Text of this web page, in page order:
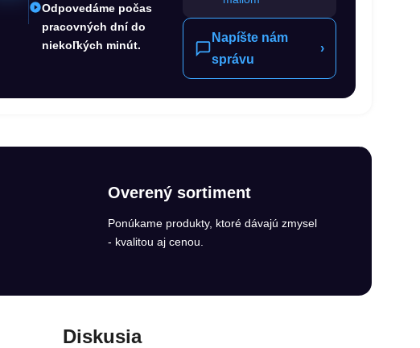
Odpovedáme počas
pracovných dní do
niekoľkých minút.
Napíšte nám
správu
›
Overený sortiment
Ponúkame produkty, ktoré dávajú zmysel
- kvalitou aj cenou.
Diskusia